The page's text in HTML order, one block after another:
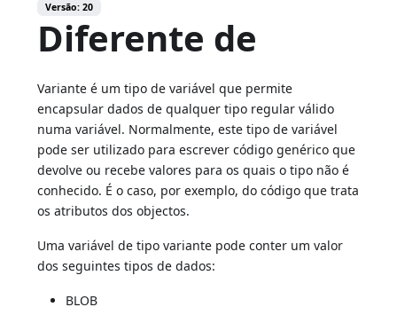
Versão: 20
Diferente de
Variante é um tipo de variável que permite
encapsular dados de qualquer tipo regular válido
numa variável. Normalmente, este tipo de variável
pode ser utilizado para escrever código genérico que
devolve ou recebe valores para os quais o tipo não é
conhecido. É o caso, por exemplo, do código que trata
os atributos dos objectos.
Uma variável de tipo variante pode conter um valor
dos seguintes tipos de dados:
BLOB